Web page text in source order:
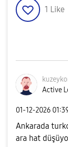
1 Like
Active
‎01-12-2026
Ankarada
ara hat